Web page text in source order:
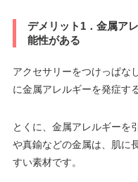
デメリット1．金属ア
能性がある
アクセサリーをつけっぱな
に金属アレルギーを発症す
とくに、金属アレルギーを
や真鍮などの金属は、肌に
すい素材です。